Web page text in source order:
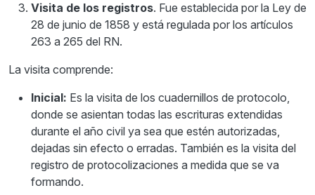
Visita de los registros. Fue establecida por la Ley de
28 de junio de 1858 y está regulada por los artículos
263 a 265 del RN.
La visita comprende:
Inicial: Es la visita de los cuadernillos de protocolo,
donde se asientan todas las escrituras extendidas
durante el año civil ya sea que estén autorizadas,
dejadas sin efecto o erradas. También es la visita del
registro de protocolizaciones a medida que se va
formando.